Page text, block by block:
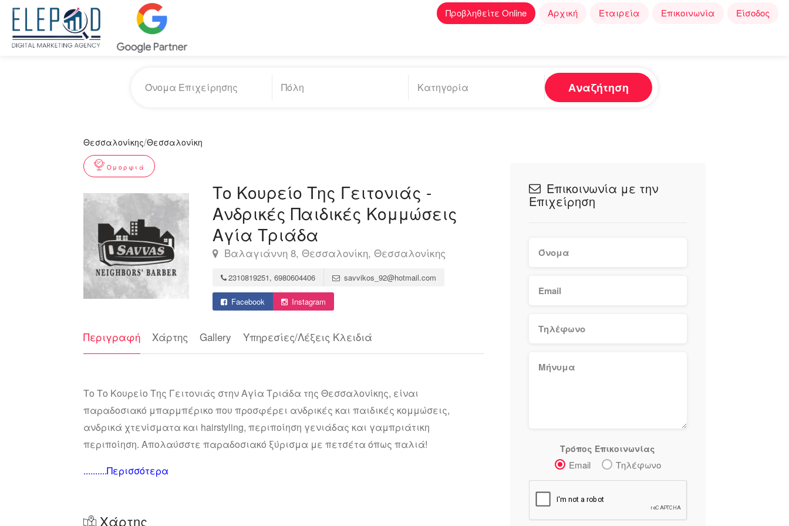
Προβληθείτε Online Αρχική Εταιρεία Επικοινωνία Είσοδος
Αναζήτηση
Θεσσαλονίκης/Θεσσαλονίκη
Ομορφιά
Το Κουρείο Της Γειτονιάς -
Ανδρικές Παιδικές Κομμώσεις
Αγία Τριάδα
Βαλαγιάννη 8, Θεσσαλονίκη, Θεσσαλονίκης
2310819251, 6980604406 savvikos_92@hotmail.com
Facebook Instagram
Περιγραφή Χάρτης Gallery Υπηρεσίες/Λέξεις Κλειδιά
Το Το Κουρείο Της Γειτονιάς στην Αγία Τριάδα της Θεσσαλονίκης, είναι
παραδοσιακό μπαρμπέρικο που προσφέρει ανδρικές και παιδικές κομμώσεις,
ανδρικά χτενίσματα και hairstyling, περιποίηση γενιάδας και γαμπριάτικη
περιποίηση. Απολαύσστε παραδοσιακό ξύρισμα με πετσέτα όπως παλιά!
..........Περισσότερα
Χάρτης
Επικοινωνία με την
Επιχείρηση
Τρόπος Επικοινωνίας
Email Τηλέφωνο